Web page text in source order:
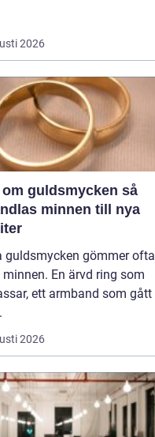
2026
guldsmycken så
minnen till nya
guldsmycken gömmer ofta
En ärvd ring som
ett armband som gått
2026